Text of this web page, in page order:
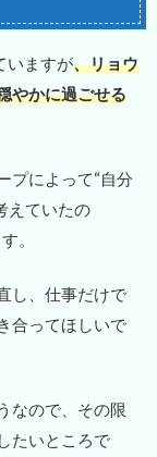
いますが、リョウ
やかに過ごせる
プによって“自分
えていたの
。
し、仕事だけで
合ってほしいで
なので、その限
たいところで